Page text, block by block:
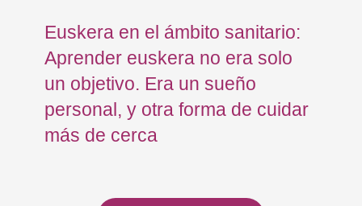
Euskera en el ámbito sanitario:
Aprender euskera no era solo
un objetivo. Era un sueño
personal, y otra forma de cuidar
más de cerca